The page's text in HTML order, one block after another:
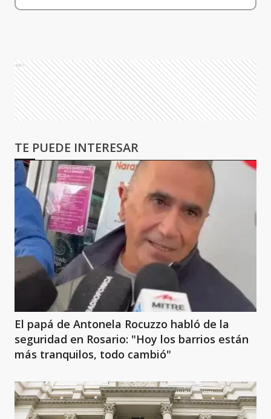
Ads
TE PUEDE INTERESAR
El papá de Antonela Rocuzzo habló de la
seguridad en Rosario: "Hoy los barrios están
más tranquilos, todo cambió"